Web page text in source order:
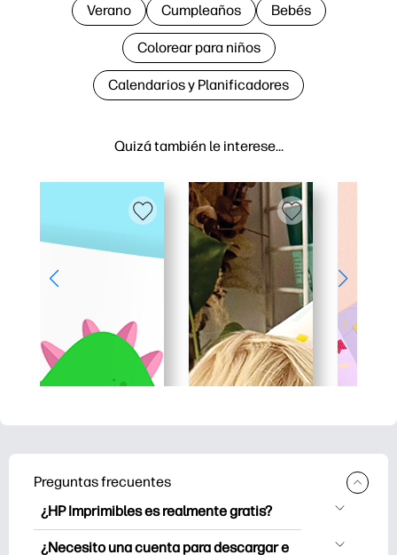
Quizá también le interese…
Verano Cumpleaños Bebés
Colorear para niños
Calendarios y Planificadores
Preguntas frecuentes
¿HP Imprimibles es realmente gratis?
HP Printables ofrece más de 2.500
¿Necesito una cuenta para descargar e